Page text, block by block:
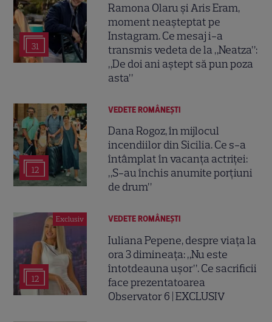
31
Ramona Olaru și Aris Eram,
moment neașteptat pe
Instagram. Ce mesaj i-a
transmis vedeta de la „Neatza”:
„De doi ani aștept să pun poza
asta”
12
VEDETE ROMÂNEŞTI
Dana Rogoz, în mijlocul
incendiilor din Sicilia. Ce s-a
întâmplat în vacanța actriței:
„S-au închis anumite porțiuni
de drum”
Exclusiv
12
VEDETE ROMÂNEŞTI
Iuliana Pepene, despre viața la
ora 3 dimineața: „Nu este
întotdeauna ușor”. Ce sacrificii
face prezentatoarea
Observator 6 | EXCLUSIV